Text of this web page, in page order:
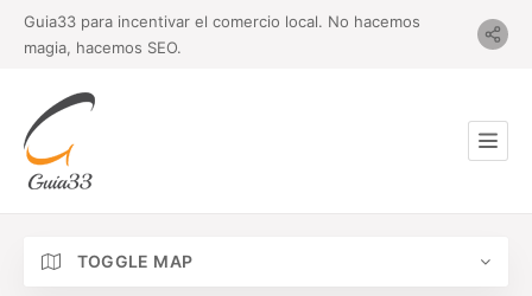
Guia33 para incentivar el comercio local. No hacemos
magia, hacemos SEO.
TOGGLE MAP